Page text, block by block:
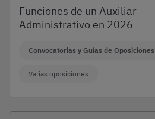
Funciones de un Auxiliar
Administrativo en 2026
Convocatorias y Guías de Oposiciones
Varias oposiciones